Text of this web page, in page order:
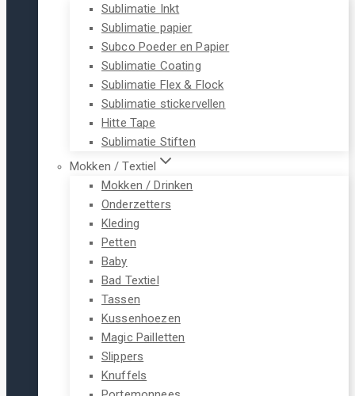
Sublimatie Inkt
Sublimatie papier
Subco Poeder en Papier
Sublimatie Coating
Sublimatie Flex & Flock
Sublimatie stickervellen
Hitte Tape
Sublimatie Stiften
Mokken / Textiel
Mokken / Drinken
Onderzetters
Kleding
Petten
Baby
Bad Textiel
Tassen
Kussenhoezen
Magic Pailletten
Slippers
Knuffels